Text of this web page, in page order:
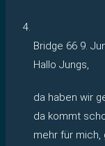
Bridge 66 9.
Hallo Jungs,
da haben wir
da kommt
mehr für mich,